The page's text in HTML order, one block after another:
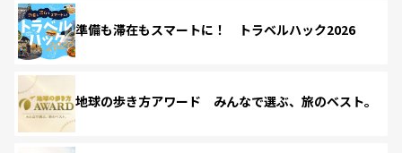
準備も滞在もスマートに！ トラベルハック2026
地球の歩き方アワード みんなで選ぶ、旅のベスト。